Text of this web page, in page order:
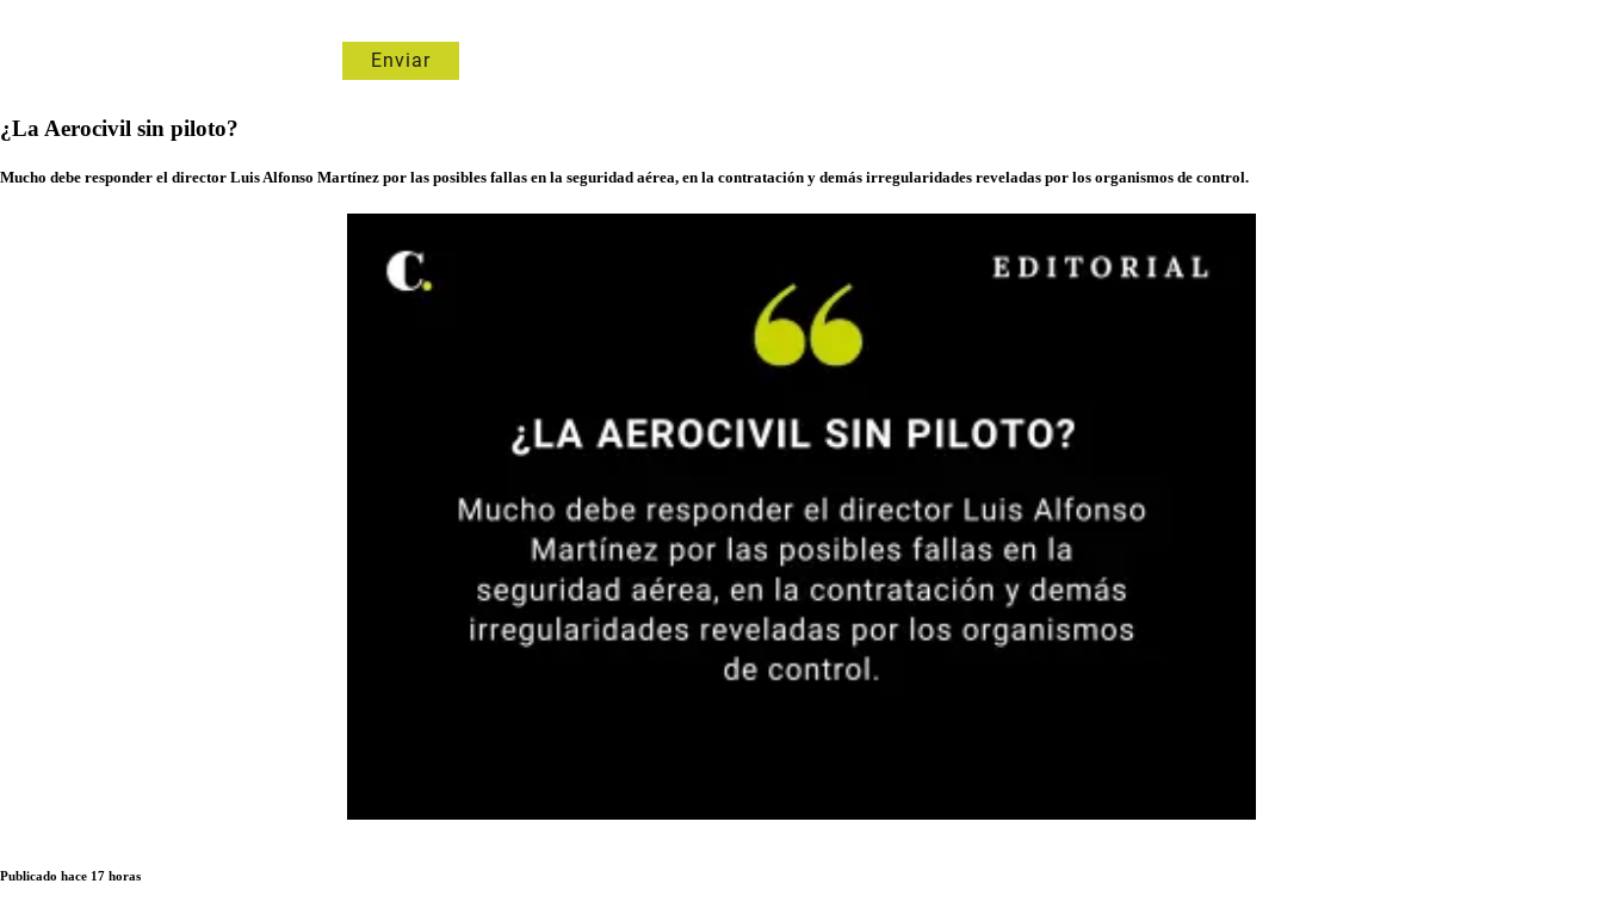
¿La Aerocivil sin piloto?
Mucho debe responder el director Luis Alfonso Martínez por las posibles fallas en la seguridad aérea, en la contratación y demás irregularidades reveladas por los organismos de control.
Publicado hace 17 horas